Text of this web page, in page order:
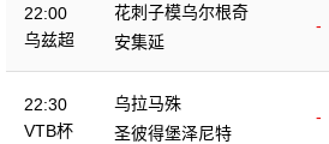
22:00
乌兹超
花刺子模乌尔根奇
-
安集延
22:30
VTB杯
乌拉马殊
-
圣彼得堡泽尼特